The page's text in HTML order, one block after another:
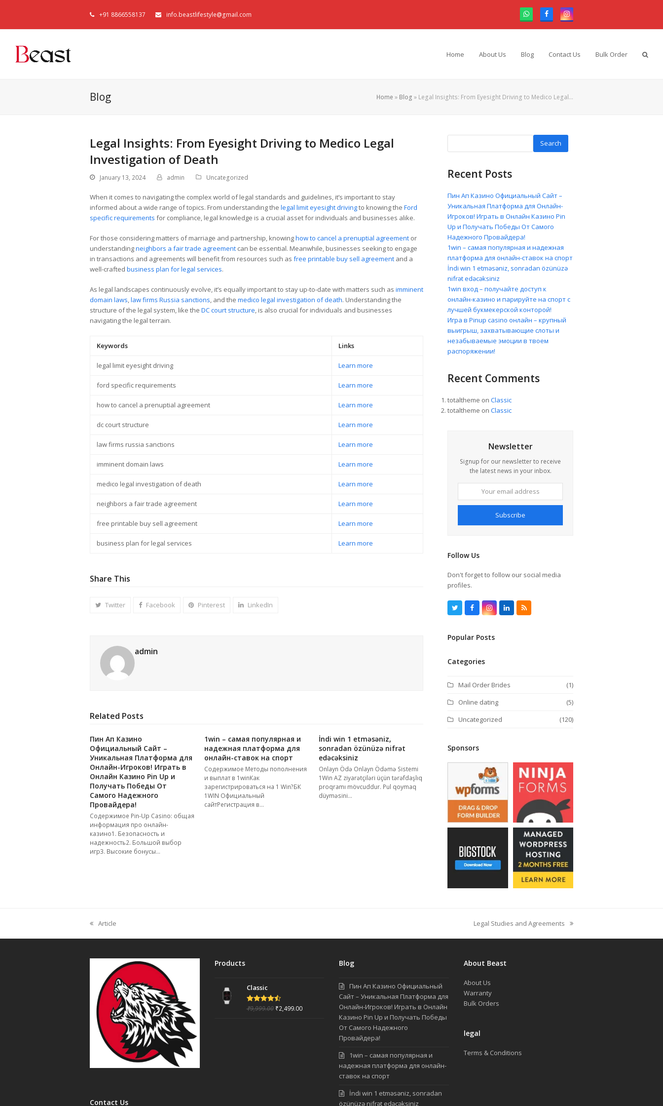
+91 8866558137 info.beastlifestyle@gmail.com WhatsappFacebookInstagram
Home About Us Blog Contact Us Bulk Order
Blog Home » Blog » Legal Insights: From Eyesight Driving to Medico Legal…
Legal Insights: From Eyesight Driving to Medico Legal
Investigation of Death
January 13, 2024 admin Uncategorized
When it comes to navigating the complex world of legal standards and guidelines, it’s important to stay
informed about a wide range of topics. From understanding the legal limit eyesight drivingto knowing the Ford
specific requirements for compliance, legal knowledge is a crucial asset for individuals and businesses alike.
For those considering matters of marriage and partnership, knowinghow to cancel a prenuptial agreement or
understandingneighbors a fair trade agreement can be essential. Meanwhile, businesses seeking to engage
in transactions and agreements will benefit from resources such as free printable buy sell agreement and a
well-crafted business plan for legal services.
As legal landscapes continuously evolve, it’s equally important to stay up-to-date with matters such as imminent
domain laws law firms Russia sanctions , and the medico legal investigation of death. Understanding the
structure of the legal system, like the DC court structure , is also crucial for individuals and businesses
navigating the legal terrain.
Keywords Links
legal limit eyesight driving Learn more
ford specific requirements Learn more
how to cancel a prenuptial agreement Learn more
dc court structure Learn more
law firms russia sanctions Learn more
imminent domain laws Learn more
medico legal investigation of death Learn more
neighbors a fair trade agreement Learn more
free printable buy sell agreement Learn more
business plan for legal services Learn more
Share This
Twitter Facebook Pinterest LinkedIn
admin
Related Posts
Пин Ап Казино
Официальный Сайт –
Уникальная Платформа для
Онлайн-Игроков! Играть в
Онлайн Казино Pin Up и
Получать Победы От
Самого Надежного
Провайдера!
Содержимое Pin-Up Casino: общая
информация про онлайн-
казино1. Безопасность и
надежность2. Большой выбор
игр3. Высокие бонусы…
1win – самая популярная и
надежная платформа для
онлайн-ставок на спорт
Содержимое Методы пополнения
и выплат в 1winКак
зарегистрироваться на 1 Win?БК
1WIN Официальный
сайтРегистрация в…
İndi win 1 etməsəniz,
sonradan özünüzə nifrət
edəcəksiniz
Onlayn Ödə Onlayn Ödəmə Sistemi
1Win AZ ziyarətçiləri üçün tərəfdaşlıq
proqramı mövcuddur. Pul qoymaq
düyməsini…
Search
Recent Posts
Пин Ап Казино Официальный Сайт –
Уникальная Платформа для Онлайн-
Игроков! Играть в Онлайн Казино Pin
Up и Получать Победы От Самого
Надежного Провайдера!
1win – самая популярная и надежная
платформа для онлайн-ставок на спорт
İndi win 1 etməsəniz, sonradan özünüzə
nifrət edəcəksiniz
1win вход – получайте доступ к
онлайн-казино и парируйте на спорт с
лучшей букмекерской конторой!
Игра в Pinup casino онлайн – крупный
выигрыш, захватывающие слоты и
незабываемые эмоции в твоем
распоряжении!
Recent Comments
totaltheme onClassic
totaltheme onClassic
Newsletter
Signup for our newsletter to receive
the latest news in your inbox.
email
Subscribe
Follow Us
Don't forget to follow our social media
profiles.
T
w
t
F
a
b
k
I
n
a
L
i
R
S
Popular Posts
Categories
Mail Order Brides
(1)
Online dating
(5)
Uncategorized
(120)
Sponsors
previous
post:
Article
next
post:
Legal Studies and Agreements
Contact Us
Products
Classic
Rated4.50
₹9,999.00 ₹2,499.00
Blog
Пин Ап Казино Официальный
Сайт – Уникальная Платформа для
Онлайн-Игроков! Играть в Онлайн
Казино Pin Up и Получать Победы
От Самого Надежного
Провайдера!
1win – самая популярная и
надежная платформа для онлайн-
ставок на спорт
İndi win 1 etməsəniz, sonradan
özünüzə nifrət edəcəksiniz
About Beast
About Us
Warranty
Bulk Orders
legal
Terms & Conditions